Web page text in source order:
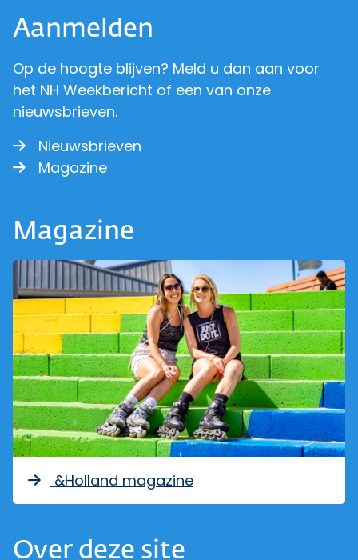
Aanmelden
Op de hoogte blijven? Meld u dan aan voor
het NH Weekbericht of een van onze
nieuwsbrieven.
Nieuwsbrieven
Magazine
Magazine
&Holland magazine
Over deze site